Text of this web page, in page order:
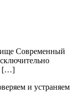
Современный
[…]